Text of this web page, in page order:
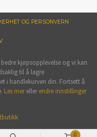
0
OG PERSONVERN
kjøpsopplevelse og vi kan
til å lagre
i handlekurven din. Fortsett å
Les merellerendre innstillinger